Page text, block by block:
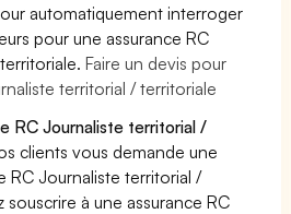
automatiquement interroger
pour une assurance RC
Faire un devis pour
territorial / territoriale
RC Journaliste territorial /
clients vous demande une
RC Journaliste territorial /
à une assurance RC